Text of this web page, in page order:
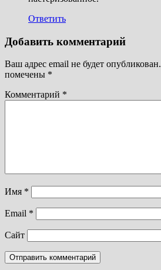
Ответить
Добавить комментарий
Ваш адрес email не будет опубликован.
помечены *
Комментарий *
Имя *
Email *
Сайт